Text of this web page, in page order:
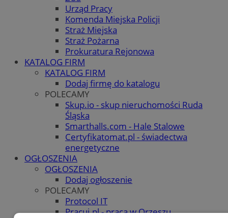
Urząd Pracy
Komenda Miejska Policji
Straż Miejska
Straż Pożarna
Prokuratura Rejonowa
KATALOG FIRM
KATALOG FIRM
Dodaj firmę do katalogu
POLECAMY
Skup.io - skup nieruchomości Ruda
Śląska
Smarthalls.com - Hale Stalowe
Certyfikatomat.pl - świadectwa
energetyczne
OGŁOSZENIA
OGŁOSZENIA
Dodaj ogłoszenie
POLECAMY
Protocol IT
Pracuj.pl - praca w Orzeszu